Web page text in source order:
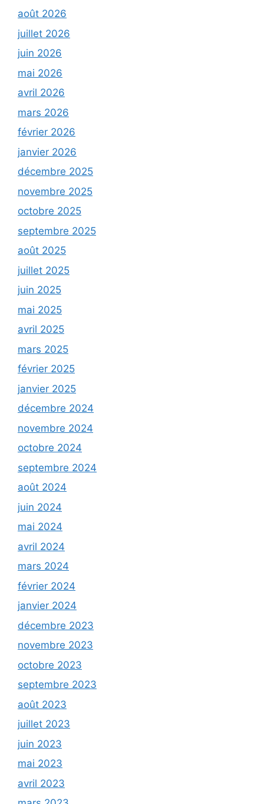
août 2026
juillet 2026
juin 2026
mai 2026
avril 2026
mars 2026
février 2026
janvier 2026
décembre 2025
novembre 2025
octobre 2025
septembre 2025
août 2025
juillet 2025
juin 2025
mai 2025
avril 2025
mars 2025
février 2025
janvier 2025
décembre 2024
novembre 2024
octobre 2024
septembre 2024
août 2024
juin 2024
mai 2024
avril 2024
mars 2024
février 2024
janvier 2024
décembre 2023
novembre 2023
octobre 2023
septembre 2023
août 2023
juillet 2023
juin 2023
mai 2023
avril 2023